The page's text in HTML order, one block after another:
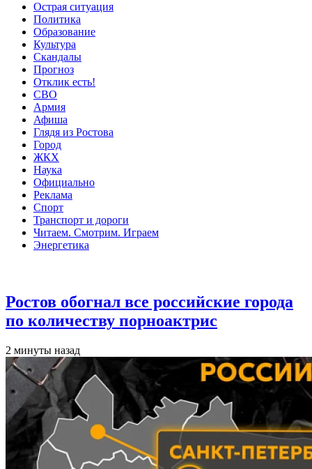
Острая ситуация
Политика
Образование
Культура
Скандалы
Прогноз
Отклик есть!
СВО
Армия
Афиша
Глядя из Ростова
Город
ЖКХ
Наука
Официально
Реклама
Спорт
Транспорт и дороги
Читаем. Смотрим. Играем
Энергетика
Ростов обогнал все российские города
по количеству порноактрис
2 минуты назад